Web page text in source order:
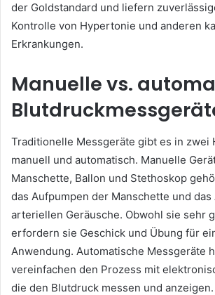
der Goldstandard und liefern
Kontrolle von Hypertonie und anderen
Erkrankungen.
Manuelle vs.
Traditionelle Messgeräte gibt es in zwei
manuell und automatisch. Manuelle
Manschette, Ballon und Stethoskop
das Aufpumpen der Manschette und
arteriellen Geräusche. Obwohl sie sehr
erfordern sie Geschick und Übung für
Anwendung. Automatische Messgeräte
vereinfachen den Prozess mit
die den Blutdruck messen und